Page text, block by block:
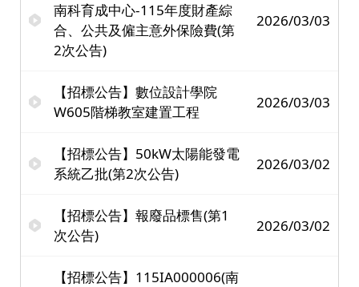
南科育成中心-115年度財產綜
合、公共及僱主意外保險費(第
2次公告)
2026/03/03
【招標公告】數位設計學院
W605階梯教室建置工程
2026/03/03
【招標公告】50kW太陽能發電
系統乙批(第2次公告)
2026/03/02
【招標公告】報廢品標售(第1
次公告)
2026/03/02
【招標公告】115IA000006(南